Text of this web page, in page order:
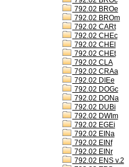
792.02 BROe
792.02 BROm
792.02 CARt
792.02 CHEc
792.02 CHEl
792.02 CHEt
792.02 CLA
792.02 CRAa
792.02 DIEe
792.02 DOGc
792.02 DONa
792.02 DUBi
792.02 DWIm
792.02 EGEi
792.02 EINa
792.02 EINf
792.02 EINr
792.02 ENS v.2